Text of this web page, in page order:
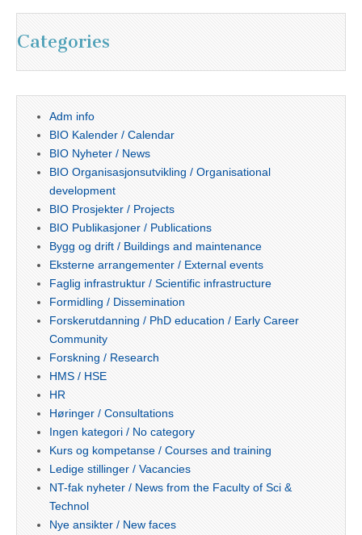
Categories
Adm info
BIO Kalender / Calendar
BIO Nyheter / News
BIO Organisasjonsutvikling / Organisational
development
BIO Prosjekter / Projects
BIO Publikasjoner / Publications
Bygg og drift / Buildings and maintenance
Eksterne arrangementer / External events
Faglig infrastruktur / Scientific infrastructure
Formidling / Dissemination
Forskerutdanning / PhD education / Early Career
Community
Forskning / Research
HMS / HSE
HR
Høringer / Consultations
Ingen kategori / No category
Kurs og kompetanse / Courses and training
Ledige stillinger / Vacancies
NT-fak nyheter / News from the Faculty of Sci &
Technol
Nye ansikter / New faces